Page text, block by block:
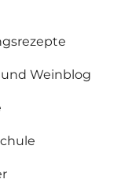
Weinblog